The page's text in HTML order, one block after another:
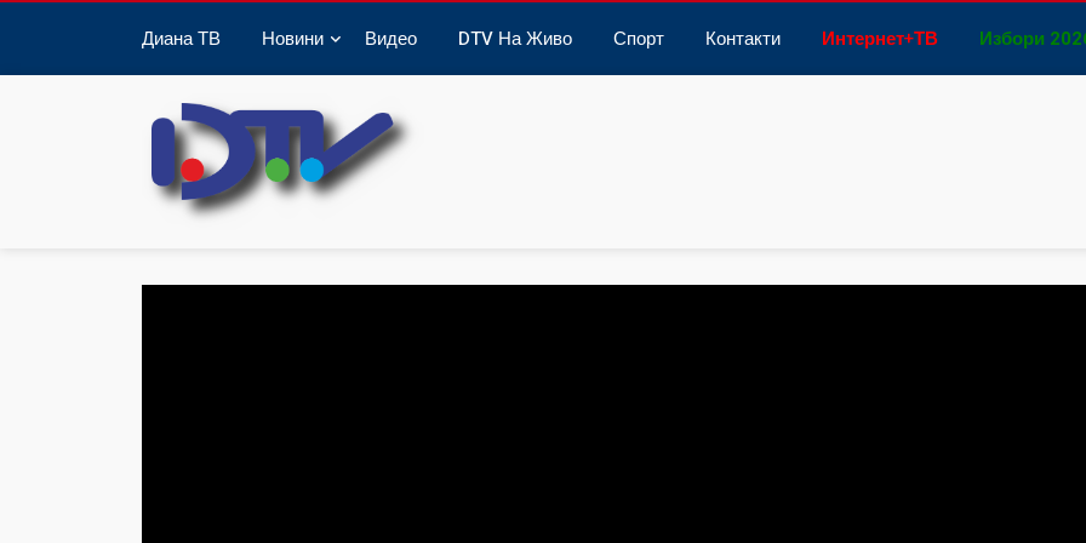
Диана ТВ Новини Видео DTV На Живо Спорт Контакти Интернет+ТВ Избори